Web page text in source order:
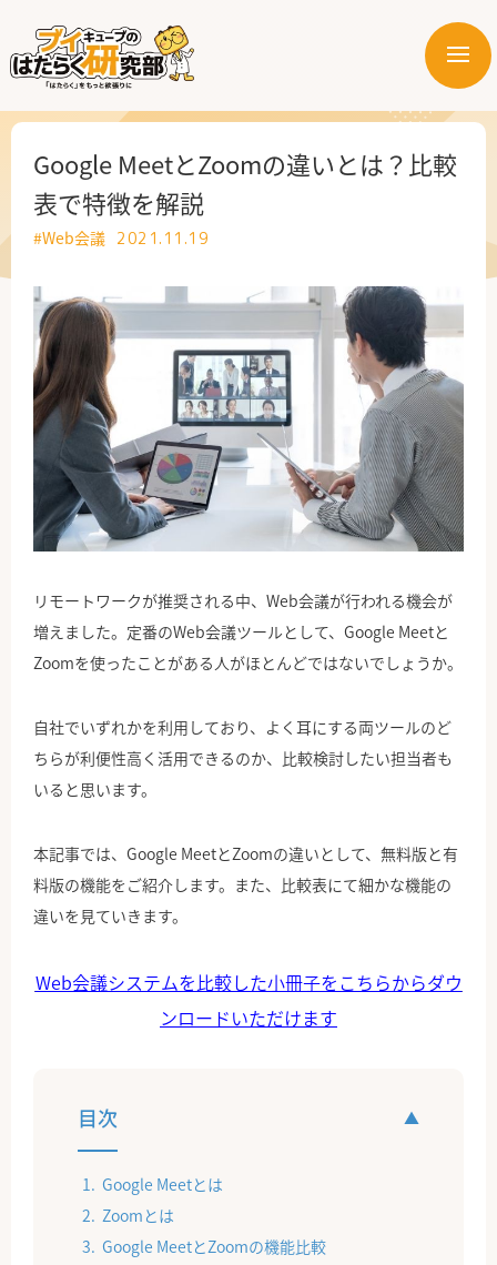
メ
ー
はたらく部署
はたらく課題
公式X
公式Facebook
Google MeetとZoomの違いとは？比較
表で特徴を解説
#Web会議 2021.11.19
リモートワークが推奨される中、Web会議が行われる機会が
増えました。定番のWeb会議ツールとして、Google Meetと
Zoomを使ったことがある人がほとんどではないでしょうか。
自社でいずれかを利用しており、よく耳にする両ツールのど
ちらが利便性高く活用できるのか、比較検討したい担当者も
いると思います。
本記事では、Google MeetとZoomの違いとして、無料版と有
料版の機能をご紹介します。また、比較表にて細かな機能の
違いを見ていきます。
Web会議システムを比較した小冊子をこちらからダウ
ンロードいただけます
目次
Google Meetとは
Zoomとは
Google MeetとZoomの機能比較